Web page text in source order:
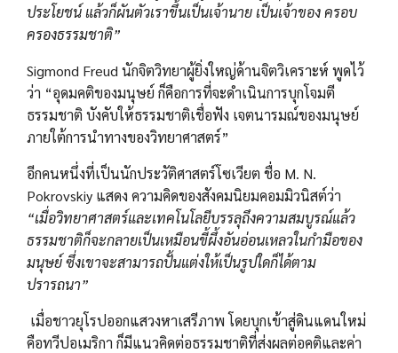
ประโยชน์ แล้วก็ผันตัวเราขึ้นเป็นเจ้านาย เป็นเจ้าของ ครอบ
ครองธรรมชาติ”
Sigmond Freud นักจิตวิทยาผู้ยิ่งใหญ่ด้านจิตวิเคราะห์ พูดไว้
ว่า “อุดมคติของมนุษย์ ก็คือการที่จะดำเนินการบุกโจมตี
ธรรมชาติ บังคับให้ธรรมชาติเชื่อฟัง เจตนารมณ์ของมนุษย์
ภายใต้การนำทางของวิทยาศาสตร์”
อีกคนหนึ่งที่เป็นนักประวัติศาสตร์โซเวียต ชื่อ M. N.
Pokrovskiy แสดง ความคิดของสังคมนิยมคอมมิวนิสต์ว่า
“เมื่อวิทยาศาสตร์และเทคโนโลยีบรรลุถึงความสมบูรณ์แล้ว
ธรรมชาติก็จะกลายเป็นเหมือนขี้ผึ้งอันอ่อนเหลวในกำมือของ
มนุษย์ ซึ่งเขาจะสามารถปั้นแต่งให้เป็นรูปใดก็ได้ตาม
ปรารถนา”
เมื่อชาวยุโรปออกแสวงหาเสรีภาพ โดยบุกเข้าสู่ดินแดนใหม่
คือทวีปอเมริกา ก็มีแนวคิดต่อธรรมชาติที่ส่งผลต่อคติและค่า